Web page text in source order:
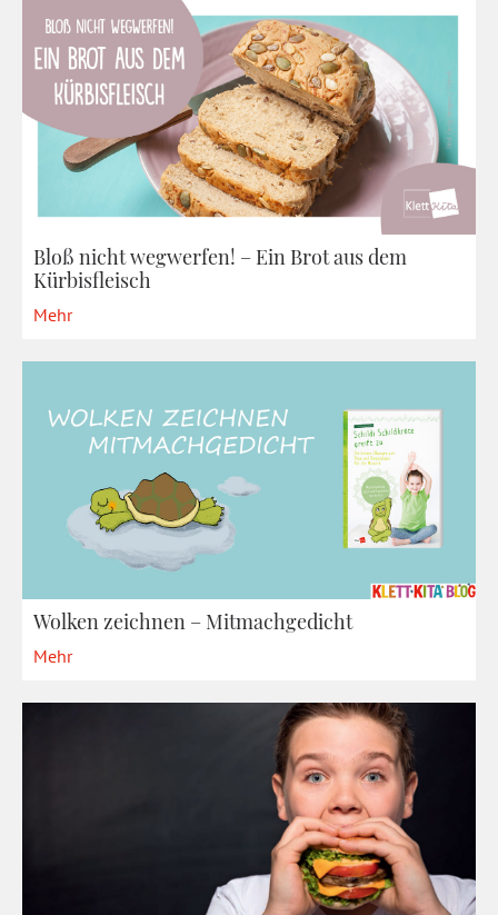
Bloß nicht wegwerfen! – Ein Brot aus dem
Kürbisfleisch
Mehr
Wolken zeichnen – Mitmachgedicht
Mehr